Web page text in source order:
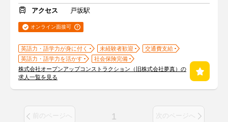
アクセス
戸坂駅
オンライン面接可
英語力・語学力が身に付く 未経験者歓迎
交通費支給
英語力・語学力を活かす
社会保険完備
株式会社オープンアップコンストラクション（旧株式会社夢真）の
求人一覧を見る
前のページへ 1 次のページへ